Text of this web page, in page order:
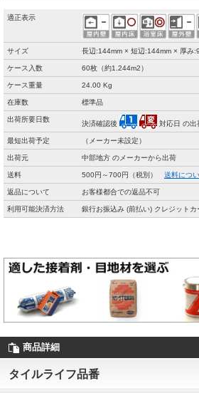
適正表示
サイズ 長辺:144mm × 短辺:144mm × 厚み
ケース入数 60枚（約1.244m2）
ケース重量 24.00 Kg
在庫数 標準品
出荷所要日数
決済確認後 対応日 の出
最短出荷予定 （メーカー未設定）
出荷元 中部地方 のメーカーから出荷
送料 500円～700円（税別） 送料につ
返品について お客様都合での返品不可
利用可能決済方法 銀行お振込み (前払い) クレジットカ
商品詳細
タイルライフ品番